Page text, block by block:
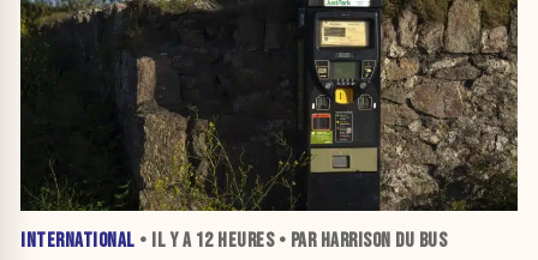
INTERNATIONAL • IL Y A 12 HEURES• PAR HARRISON DU BUS